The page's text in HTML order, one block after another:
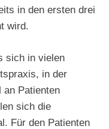
in den ersten drei
wird.
sich in vielen
in der
an Patienten
sich die
Für den Patienten